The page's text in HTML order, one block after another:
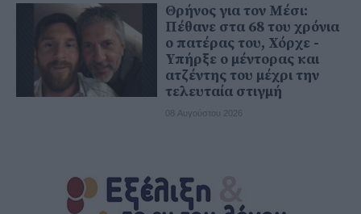
Θρήνος για τον Μέσι:
Πέθανε στα 68 του χρόνια
ο πατέρας του, Χόρχε -
Υπήρξε ο μέντορας και
ατζέντης του μέχρι την
τελευταία στιγμή
08 Αυγούστου 2026